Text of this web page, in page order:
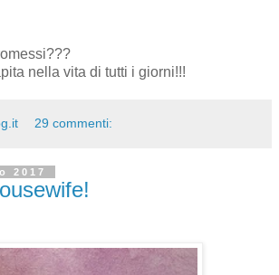
nella vita di tutti i giorni!!!
29 commenti:
2017